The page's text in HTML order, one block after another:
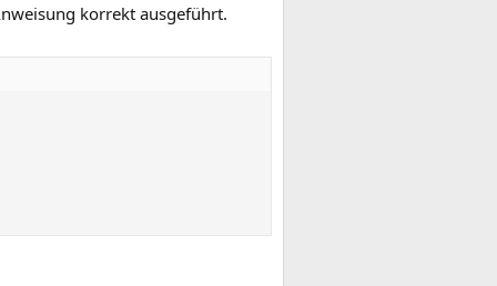
korrekt ausgeführt.